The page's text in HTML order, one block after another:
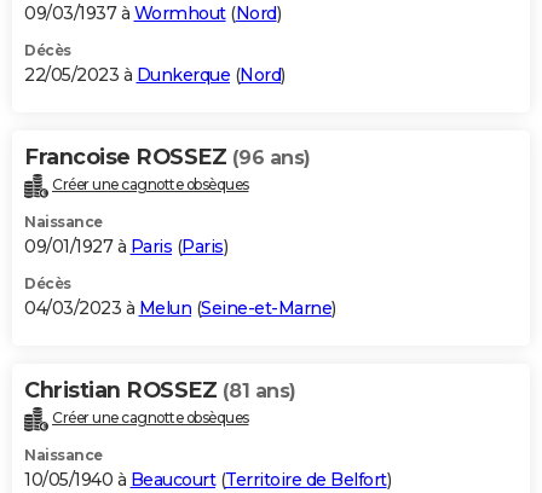
09/03/1937 à Wormhout(Nord)
Décès
22/05/2023 à Dunkerque (Nord)
Francoise ROSSEZ (96 ans)
Créer une cagnotte obsèques
Naissance
09/01/1927 à Paris (Paris)
Décès
04/03/2023 à Melun (Seine-et-Marne)
Christian ROSSEZ (81 ans)
Créer une cagnotte obsèques
Naissance
10/05/1940 à Beaucourt(Territoire de Belfort)